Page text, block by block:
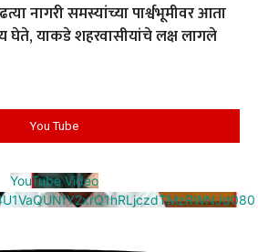
नागरी समस्यांच्या पार्श्वभूमीवर आता
घेते, याकडे शहरवासीयांचे लक्ष लागले
You Tube
YouTube Video